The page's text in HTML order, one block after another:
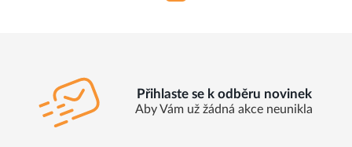
Přihlaste se k odběru novinek
Aby Vám už žádná akce neunikla